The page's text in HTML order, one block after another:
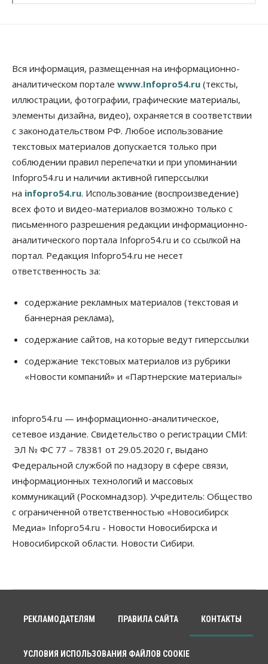
Вся информация, размещенная на информационно-
аналитическом портале www.Infopro54.ru (тексты,
иллюстрации, фотографии, графические материалы,
элементы дизайна, видео), охраняется в соответствии
с законодательством РФ. Любое использование
текстовых материалов допускается только при
соблюдении правил перепечатки и при упоминании
Infopro54.ru и наличии активной гиперссылки
на infopro54.ru. Использование (воспроизведение)
всех фото и видео-материалов возможно только с
письменного разрешения редакции информационно-
аналитического портала Infopro54.ru и со ссылкой на
портал. Редакция Infopro54.ru не несет
ответственность за:
содержание рекламных материалов (текстовая и
баннерная реклама),
содержание сайтов, на которые ведут гиперссылки
содержание текстовых материалов из рубрики
«Новости компаний» и «Партнерские материалы»
infopro54.ru — информационно-аналитическое,
сетевое издание. Свидетельство о регистрации СМИ:
ЭЛ № ФС 77 – 78381 от 29.05.2020 г, выдано
Федеральной службой по надзору в сфере связи,
информационных технологий и массовых
коммуникаций (Роскомнадзор). Учредитель: Общество
с ограниченной ответственностью «Новосибирск
Медиа» Infopro54.ru - Новости Новосибирска и
Новосибирской области. Новости Сибири.
РЕКЛАМОДАТЕЛЯМ ПРАВИЛА САЙТА КОНТАКТЫ
УСЛОВИЯ ИСПОЛЬЗОВАНИЯ ФАЙЛОВ COOKIE